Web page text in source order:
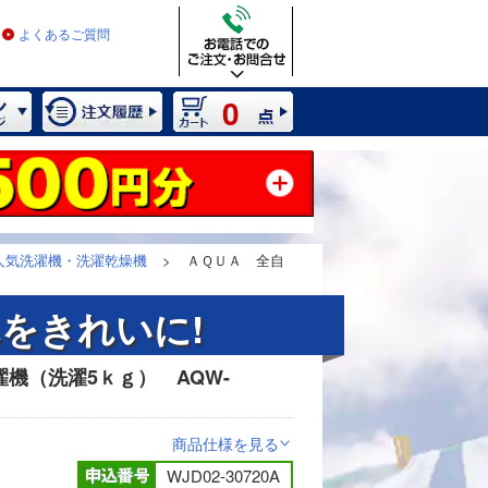
よくあるご質問
0
気洗濯機・洗濯乾燥機 > ＡＱＵＡ 全自
きれいに!
2 / 8
機（洗濯5ｋｇ） AQW-
商品仕様を見る>
WJD02-30720A